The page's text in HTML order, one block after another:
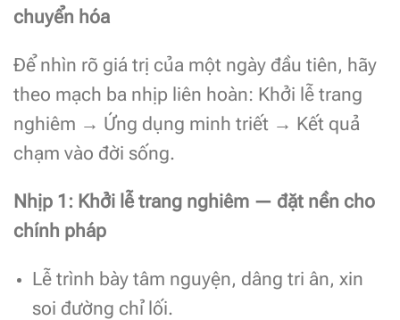
chuyển hóa
Để nhìn rõ giá trị của một ngày đầu tiên, hãy
theo mạch ba nhịp liên hoàn: Khởi lễ trang
nghiêm → Ứng dụng minh triết → Kết quả
chạm vào đời sống.
Nhịp 1: Khởi lễ trang nghiêm — đặt nền cho
chính pháp
Lễ trình bày tâm nguyện, dâng tri ân, xin
soi đường chỉ lối.